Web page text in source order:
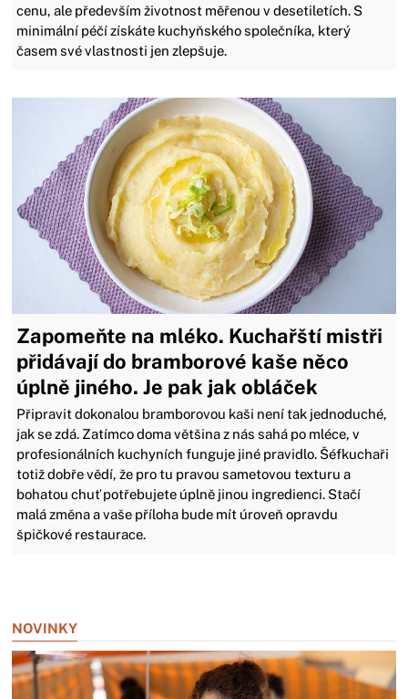
cenu, ale především životnost měřenou v desetiletích. S
minimální péčí získáte kuchyňského společníka, který
časem své vlastnosti jen zlepšuje.
Zapomeňte na mléko. Kuchařští mistři
přidávají do bramborové kaše něco
úplně jiného. Je pak jak obláček
Připravit dokonalou bramborovou kaši není tak jednoduché,
jak se zdá. Zatímco doma většina z nás sahá po mléce, v
profesionálních kuchyních funguje jiné pravidlo. Šéfkuchaři
totiž dobře vědí, že pro tu pravou sametovou texturu a
bohatou chuť potřebujete úplně jinou ingredienci. Stačí
malá změna a vaše příloha bude mít úroveň opravdu
špičkové restaurace.
NOVINKY